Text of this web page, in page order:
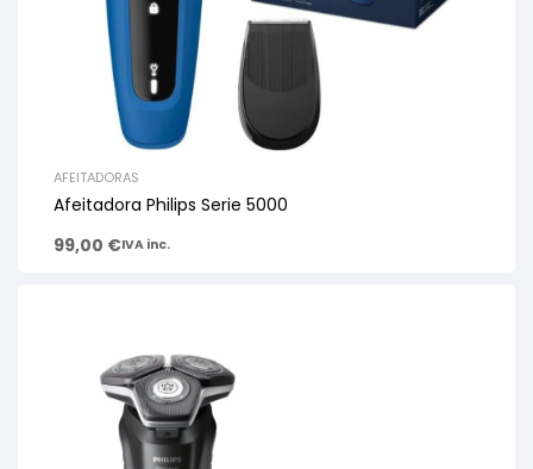
AFEITADORAS
Afeitadora Philips Serie 5000
99,00 €IVA inc.